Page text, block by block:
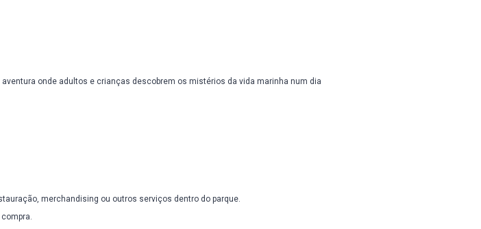
onde adultos e crianças descobrem os mistérios da vida marinha num dia
merchandising ou outros serviços dentro do parque.